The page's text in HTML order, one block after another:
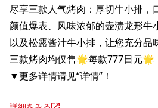
尽享三款人气烤肉：厚切牛小排，
颜值爆表、风味浓郁的壶渍龙形牛
以及松露酱汁牛小排，让您充分品
三款烤肉均仅售🌟每款777日元
▼更多详情请见“详情”！